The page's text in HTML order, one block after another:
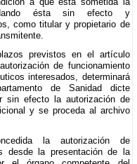
ésta sin efecto y
como titular y propietario de
previstos en el artículo
de funcionamiento
interesados, determinará
de Sanidad dicte
sin efecto la autorización de
y se proceda al archivo
la autorización de
desde la presentación de la